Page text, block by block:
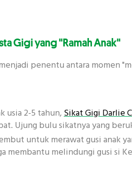
Gigi yang "Ramah Anak"
penentu antara momen
usia 2-5 tahun,Sikat Gigi Darlie
Ujung bulu sikatnya yang
untuk merawat gusi anak
membantu melindungi gusi si